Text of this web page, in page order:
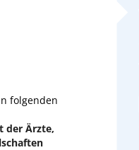
folgenden
der Ärzte,